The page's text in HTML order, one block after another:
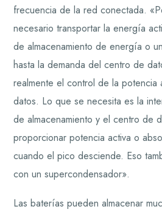
frecuencia de la red conectada.
necesario transportar la energía
de almacenamiento de energía o
hasta la demanda del centro de
realmente el control de la potencia
datos. Lo que se necesita es la
de almacenamiento y el centro de
proporcionar potencia activa o
cuando el pico desciende. Eso
con un supercondensador».
Las baterías pueden almacenar